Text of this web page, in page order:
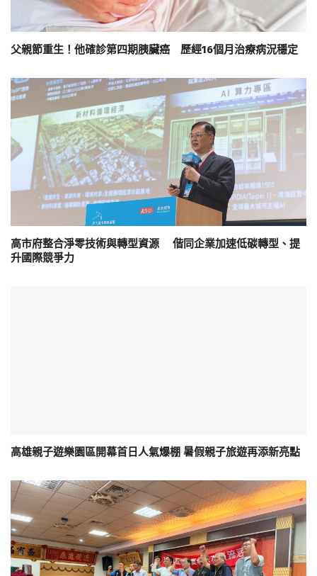
父親節重生！他確診第四期胰臟癌 歷經16個月治療病況穩定
高市府整合淨零技術與轉型資源 偕同企業加速低碳轉型、提
升國際競爭力
高雄親子遊樂園區開幕首日人氣爆棚 暑假親子旅遊再添新亮點